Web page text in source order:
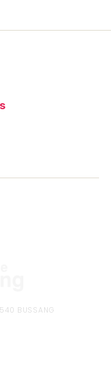
BUSSANG